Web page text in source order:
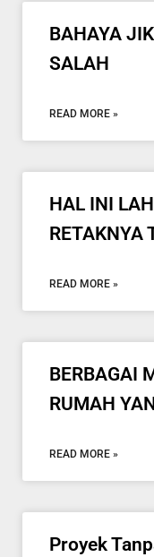
BAHAYA
SALAH
READ MORE »
HAL INI
RETAKNYA
READ MORE »
BERBAGAI
RUMAH
READ MORE »
Proyek